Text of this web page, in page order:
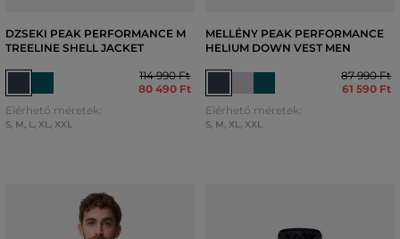
DZSEKI PEAK PERFORMANCE M
TREELINE SHELL JACKET
114 990 Ft
80 490 Ft
Elérhető méretek:
S, M, L, XL, XXL
MELLÉNY PEAK PERFORMANCE
HELIUM DOWN VEST MEN
87 990 Ft
61 590 Ft
Elérhető méretek:
S, M, XL, XXL